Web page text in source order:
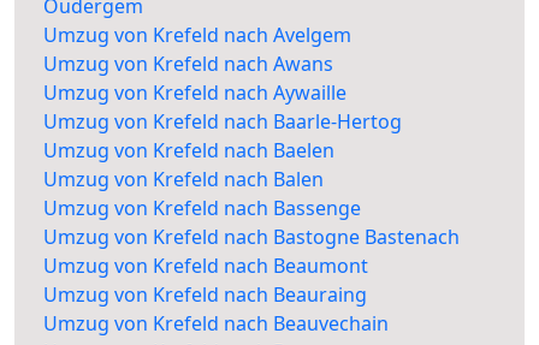
Oudergem
Umzug von Krefeld nach Avelgem
Umzug von Krefeld nach Awans
Umzug von Krefeld nach Aywaille
Umzug von Krefeld nach Baarle-Hertog
Umzug von Krefeld nach Baelen
Umzug von Krefeld nach Balen
Umzug von Krefeld nach Bassenge
Umzug von Krefeld nach Bastogne Bastenach
Umzug von Krefeld nach Beaumont
Umzug von Krefeld nach Beauraing
Umzug von Krefeld nach Beauvechain